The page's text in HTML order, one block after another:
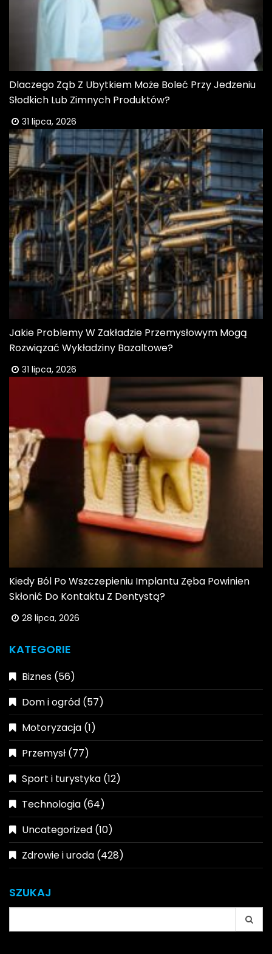
Dlaczego Ząb Z Ubytkiem Może Boleć Przy Jedzeniu
Słodkich Lub Zimnych Produktów?
31 lipca, 2026
Jakie Problemy W Zakładzie Przemysłowym Mogą
Rozwiązać Wykładziny Bazaltowe?
31 lipca, 2026
Kiedy Ból Po Wszczepieniu Implantu Zęba Powinien
Skłonić Do Kontaktu Z Dentystą?
28 lipca, 2026
KATEGORIE
Biznes (56)
Dom i ogród (57)
Motoryzacja (1)
Przemysł (77)
Sport i turystyka (12)
Technologia (64)
Uncategorized (10)
Zdrowie i uroda (428)
SZUKAJ
for: